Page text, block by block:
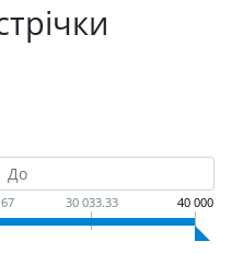
30 033.33 40 000